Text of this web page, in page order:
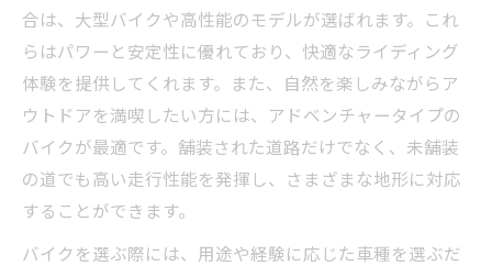
合は、大型バイクや高性能のモデルが選ばれます。これ
らはパワーと安定性に優れており、快適なライディング
体験を提供してくれます。また、自然を楽しみながらア
ウトドアを満喫したい方には、アドベンチャータイプの
バイクが最適です。舗装された道路だけでなく、未舗装
の道でも高い走行性能を発揮し、さまざまな地形に対応
することができます。
バイクを選ぶ際には、用途や経験に応じた車種を選ぶだ